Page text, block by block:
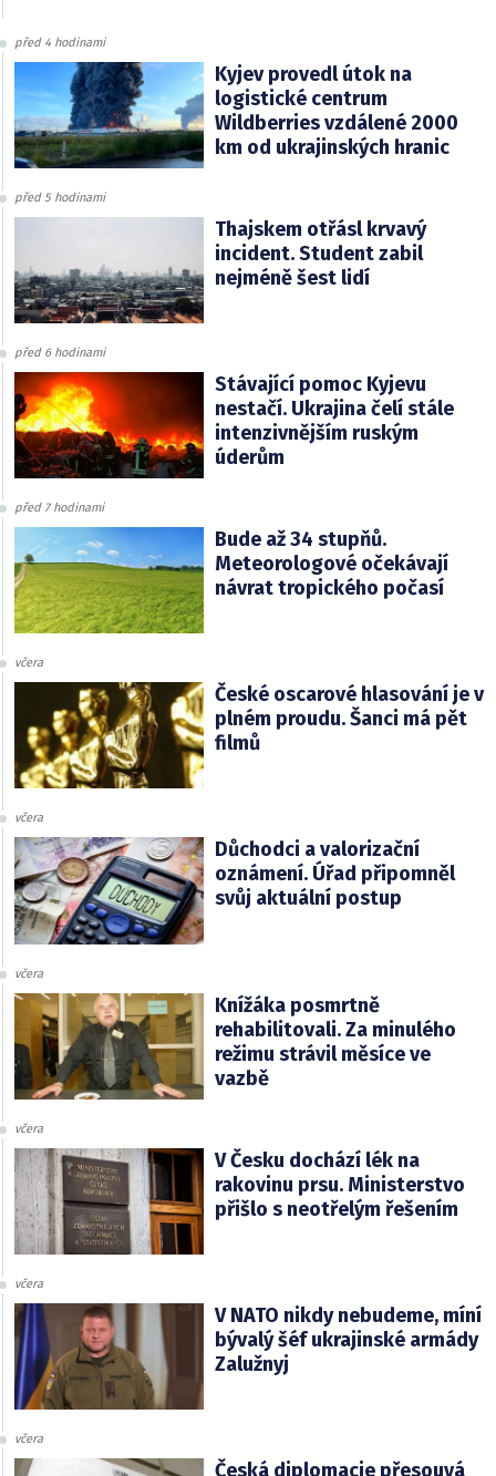
před 4 hodinami
Kyjev provedl útok na
logistické centrum
Wildberries vzdálené 2000
km od ukrajinských hranic
před 5 hodinami
Thajskem otřásl krvavý
incident. Student zabil
nejméně šest lidí
před 6 hodinami
Stávající pomoc Kyjevu
nestačí. Ukrajina čelí stále
intenzivnějším ruským
úderům
před 7 hodinami
Bude až 34 stupňů.
Meteorologové očekávají
návrat tropického počasí
včera
České oscarové hlasování je v
plném proudu. Šanci má pět
filmů
včera
Důchodci a valorizační
oznámení. Úřad připomněl
svůj aktuální postup
včera
Knížáka posmrtně
rehabilitovali. Za minulého
režimu strávil měsíce ve
vazbě
včera
V Česku dochází lék na
rakovinu prsu. Ministerstvo
přišlo s neotřelým řešením
včera
V NATO nikdy nebudeme, míní
bývalý šéf ukrajinské armády
Zalužnyj
včera
Česká diplomacie přesouvá